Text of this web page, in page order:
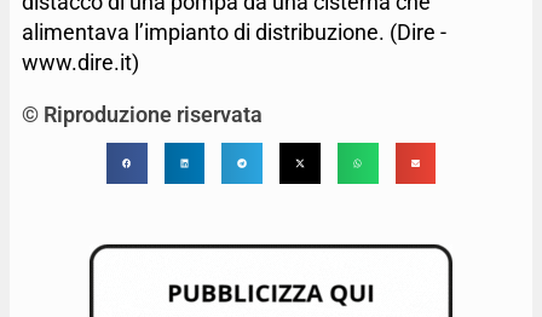
alimentava l’impianto di distribuzione. (Dire -
www.dire.it)
© Riproduzione riservata